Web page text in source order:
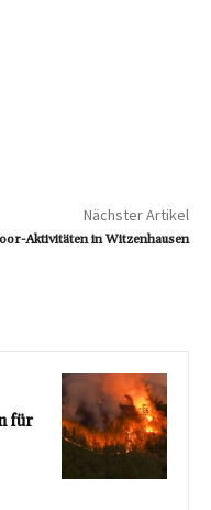
Nächster Artikel
Aktivitäten in Witzenhausen
für